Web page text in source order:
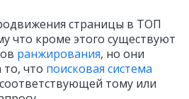
страницы в ТОП
что кроме этого существуют
ранжирования, но они
что поисковая система
тому или